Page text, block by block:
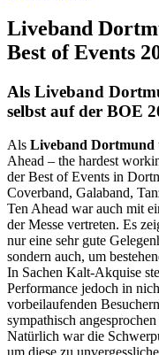
Liveband
Best of Events
Als Liveband
selbst auf der BOE
Als Liveband Dortmund
Ahead – the hardest
der Best of Events in
Coverband, Galaband,
Ten Ahead war auch mit
der Messe vertreten. Es
nur eine sehr gute
sondern auch, um
In Sachen Kalt-Akquise
Performance jedoch in
vorbeilaufenden
sympathisch
Natürlich war die